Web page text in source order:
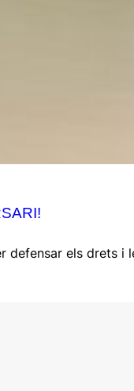
defensar els drets i